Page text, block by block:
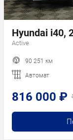
Hyundai i40,
Active
90 251 км
Автомат
816 000 ₽